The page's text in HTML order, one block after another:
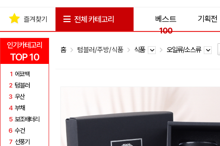
인기카테고리
TOP 10
1 에코백
2 텀블러
3 우산
4 부채
5 보조배터리
6 수건
7 선풍기
즐겨찾기 전체 카테고리
베스트
100
기획전
홈 텀블러/주방/식품 식품 오일류/소스류